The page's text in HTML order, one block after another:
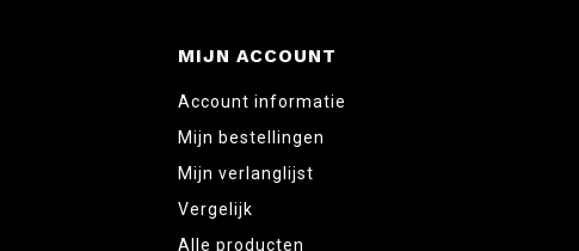
MIJN ACCOUNT
Account informatie
Mijn bestellingen
Mijn verlanglijst
Vergelijk
Alle producten